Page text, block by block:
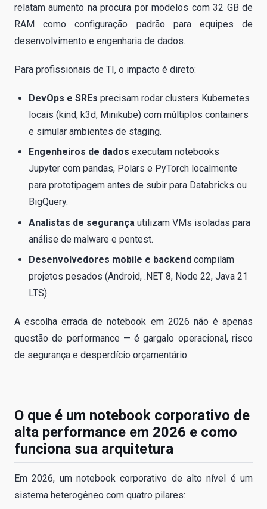
relatam aumento na procura por modelos com 32 GB de
RAM como configuração padrão para equipes de
desenvolvimento e engenharia de dados.
Para profissionais de TI, o impacto é direto:
DevOps e SREs precisam rodar clusters Kubernetes
locais (kind, k3d, Minikube) com múltiplos containers
e simular ambientes de staging.
Engenheiros de dados executam notebooks
Jupyter com pandas, Polars e PyTorch localmente
para prototipagem antes de subir para Databricks ou
BigQuery.
Analistas de segurança utilizam VMs isoladas para
análise de malware e pentest.
Desenvolvedores mobile e backend compilam
projetos pesados (Android, .NET 8, Node 22, Java 21
LTS).
A escolha errada de notebook em 2026 não é apenas
questão de performance — é gargalo operacional, risco
de segurança e desperdício orçamentário.
O que é um notebook corporativo de
alta performance em 2026 e como
funciona sua arquitetura
Em 2026, um notebook corporativo de alto nível é um
sistema heterogêneo com quatro pilares: